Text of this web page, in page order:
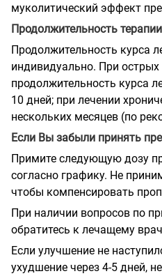
муколитический эффект
Продолжительность терапии
Продолжительность курса
индивидуально. При острых
продолжительность курса
10 дней; при лечении
нескольких месяцев (по
Если Вы забыли принять
Примите следующую дозу
согласно графику. Не
чтобы компенсировать
При наличии вопросов по
обратитесь к лечащему
Если улучшение не
ухудшение через 4-5 дней,